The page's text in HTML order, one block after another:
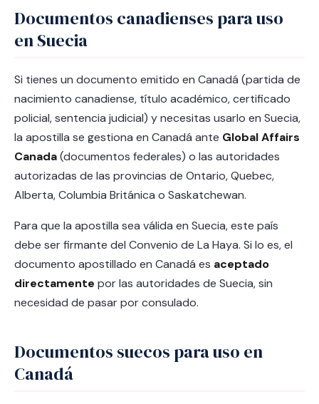
Documentos canadienses para uso
en Suecia
Si tienes un documento emitido en Canadá (partida de
nacimiento canadiense, título académico, certificado
policial, sentencia judicial) y necesitas usarlo en Suecia,
la apostilla se gestiona en Canadá ante Global Affairs
Canada(documentos federales) o las autoridades
autorizadas de las provincias de Ontario, Quebec,
Alberta, Columbia Británica o Saskatchewan.
Para que la apostilla sea válida en Suecia, este país
debe ser firmante del Convenio de La Haya. Si lo es, el
documento apostillado en Canadá es aceptado
directamente por las autoridades de Suecia, sin
necesidad de pasar por consulado.
Documentos suecos para uso en
Canadá